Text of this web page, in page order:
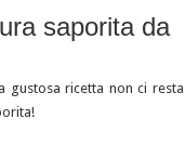
saporita da
gustosa ricetta non ci resta